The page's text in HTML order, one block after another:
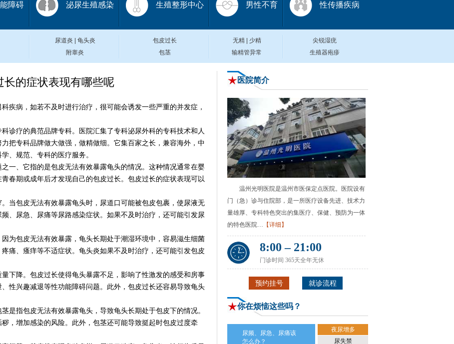
障碍 泌尿生殖感染
尿道炎
龟头炎
附睾炎
生殖整形中心
包皮过长
包茎
男性不育
无精|
少精
输精管异常
性传播疾病
尖锐湿疣
生殖器疱疹
长的症状表现有哪些呢
病，如若不及时进行治疗，很可能会诱发一些严重的并发症，
疗的典范品牌专科。医院汇集了专科泌尿外科的专科技术和人
把专科品牌做大做强，做精做细。它集百家之长，兼容海外，中
、规范、专科的医疗服务。
、它指的是包皮无法有效暴露龟头的情况。这种情况通常在婴
春期或成年后才发现自己的包皮过长。包皮过长的症状表现可以
包皮无法有效暴露龟头时，尿道口可能被包皮包裹，使尿液无
、尿急、尿痛等尿路感染症状。如果不及时治疗，还可能引发尿
包皮无法有效暴露，龟头长期处于潮湿环境中，容易滋生细菌
痛、瘙痒等不适症状。龟头炎如果不及时治疗，还可能引发包皮
降。包皮过长使得龟头暴露不足，影响了性激发的感受和房事
性兴趣减退等性功能障碍问题。此外，包皮过长还容易导致龟头
指包皮无法有效暴露龟头，导致龟头长期处于包皮下的情况。
，增加感染的风险。此外，包茎还可能导致挺起时包皮过度牵
医院简介
温州光明医院是温州市医保定点医院。医院设有
门（急）诊与住院部，是一所医疗设备先进、技术力
量雄厚、专科特色突出的集医疗、保健、预防为一体
的特色医院… 【详细】
8:00 – 21:00
门诊时间 365天全年无休
预约挂号 就诊流程
你在烦恼这些吗？
尿频、尿急、尿痛该
怎么办？
夜尿增多
尿失禁